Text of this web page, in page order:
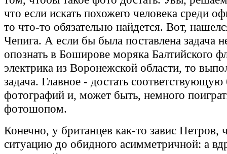
что если искать похожего человека среди
то что-то обязательно найдется. Вот,
Чепига. А если бы была поставлена задача
опознать в Боширове моряка Балтийского
электрика из Воронежской области, то
задача. Главное - достать соответствующую
фотографий и, может быть, немного
фотошопом.
Конечно, у британцев как-то завис Петров,
ситуацию до обидного асимметричной: а